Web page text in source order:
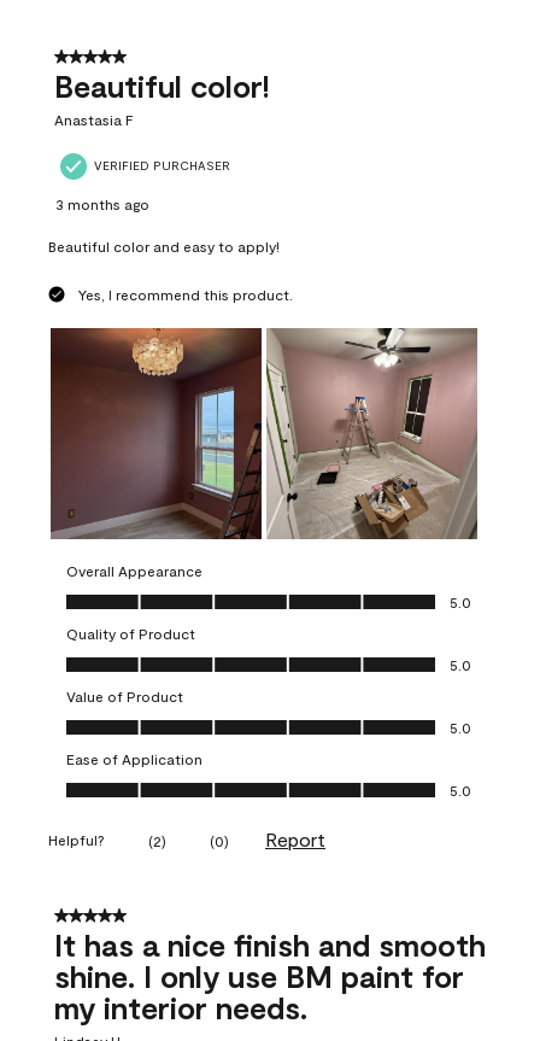
5 out of 5 stars.
Beautiful color!
Anastasia F
VERIFIED PURCHASER
3 months ago
Beautiful color and easy to apply!
Yes, I recommend this product.
Overall Appearance
Overall Appearance, 5.0 out of 5
5.0
Quality of Product
Quality of Product, 5.0 out of 5
5.0
Value of Product
Value of Product, 5.0 out of 5
5.0
Ease of Application
Ease of Application, 5.0 out of 5
5.0
Helpful? (2) (0) Report
5 out of 5 stars.
It has a nice finish and smooth
shine. I only use BM paint for
my interior needs.